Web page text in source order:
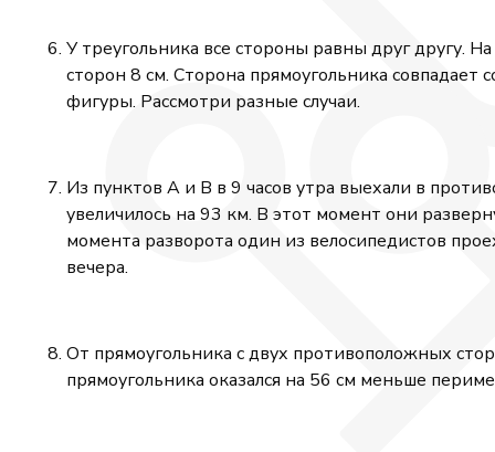
У треугольника все стороны равны друг другу.
сторон 8 см. Сторона прямоугольника
фигуры. Рассмотри разные случаи.
Из пунктов А и В в 9 часов утра выехали в
увеличилось на 93 км. В этот момент они
момента разворота один из велосипедистов
вечера.
От прямоугольника с двух противоположных
прямоугольника оказался на 56 см меньше